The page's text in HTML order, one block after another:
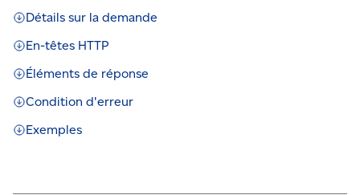
Détails sur la demande
En-têtes HTTP
Éléments de réponse
Condition d'erreur
Exemples